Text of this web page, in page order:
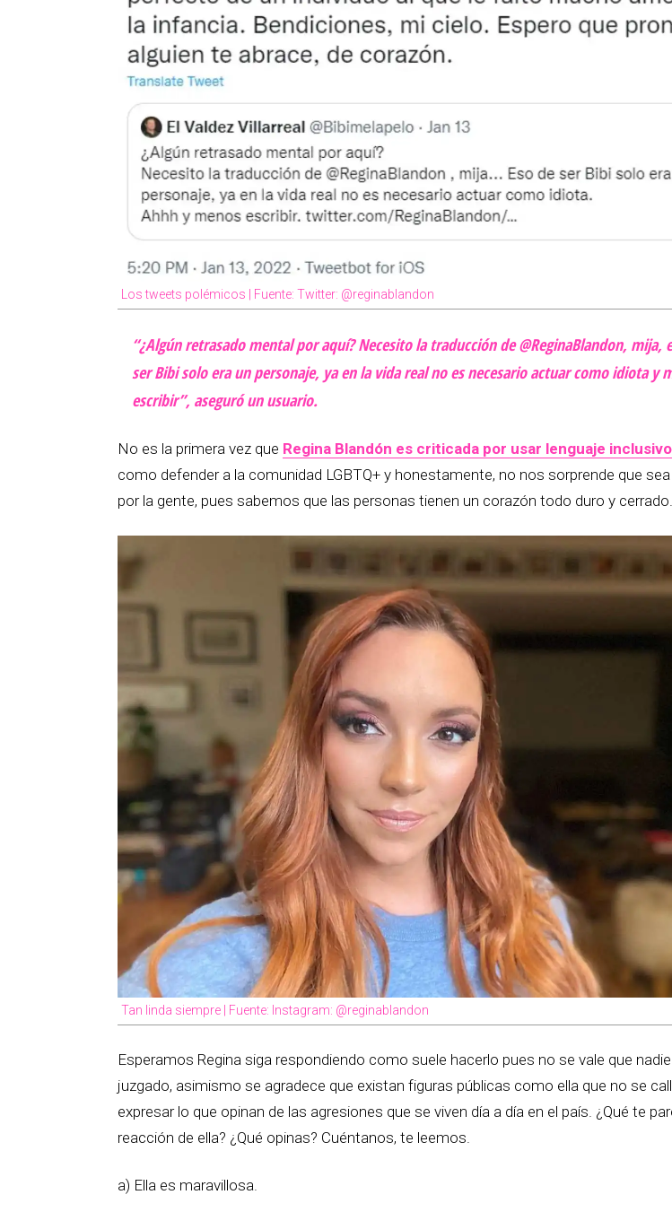
Los tweets polémicos | Fuente: Twitter: @reginablandon
“¿Algún retrasado mental por aquí? Necesito la traducción de @ReginaBlandon, mija,
ser Bibi solo era un personaje, ya en la vida real no es necesario actuar como idiota y
escribir”, aseguró un usuario.
No es la primera vez que Regina Blandón es criticada por usar lenguaje inclusivo
como defender a la comunidad LGBTQ+ y honestamente, no nos sorprende que
por la gente, pues sabemos que las personas tienen un corazón todo duro y cerrado.
Tan linda siempre | Fuente: Instagram: @reginablandon
Esperamos Regina siga respondiendo como suele hacerlo pues no se vale que
juzgado, asimismo se agradece que existan figuras públicas como ella que no se
expresar lo que opinan de las agresiones que se viven día a día en el país. ¿Qué te
reacción de ella? ¿Qué opinas? Cuéntanos, te leemos.
a) Ella es maravillosa.